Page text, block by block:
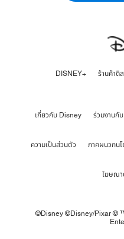
DISNEY+ ร้านค้าดิ
เกี่ยวกับ Disney ร่วมงานกับ
ความเป็นส่วนตัว ภาคผนวกน
โฆษณา
©Disney ©Disney/Pixar ©